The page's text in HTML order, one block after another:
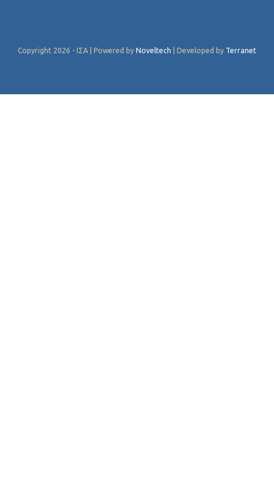
Copyright 2026 - ΙΣΑ | Powered by Noveltech | Developed by Terranet